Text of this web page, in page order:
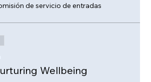
de servicio de entradas
Wellbeing